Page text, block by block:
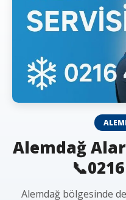
Alemdağ
Alemdağ bölgesinde